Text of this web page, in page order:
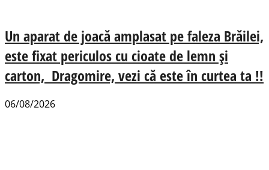
Un aparat de joacă amplasat pe faleza Brăilei,
este fixat periculos cu cioate de lemn și
carton, Dragomire, vezi că este în curtea ta !!
06/08/2026